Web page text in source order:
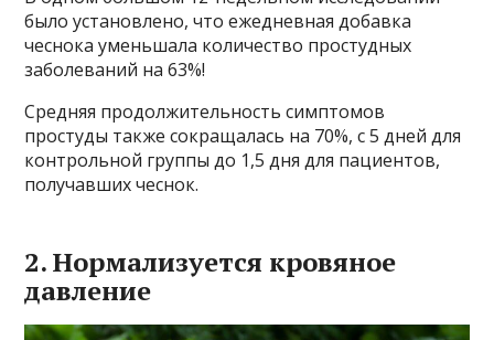
было установлено, что ежедневная добавка
чеснока уменьшала количество простудных
заболеваний на 63%!
Средняя продолжительность симптомов
простуды также сокращалась на 70%, с 5 дней для
контрольной группы до 1,5 дня для пациентов,
получавших чеснок.
2. Нормализуется кровяное
давление